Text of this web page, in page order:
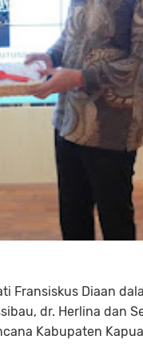
Fransiskus Diaan
dr. Herlina dan
Kabupaten